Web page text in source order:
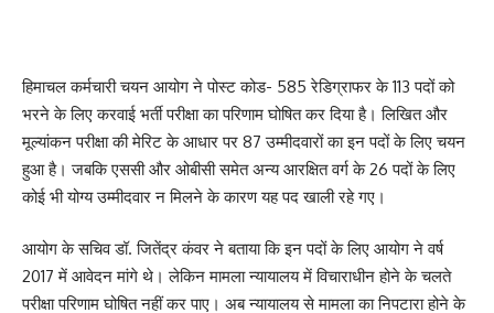
हिमाचल कर्मचारी चयन आयोग ने पोस्ट कोड- 585 रेडिग्राफर के 113 पदों को
भरने के लिए करवाई भर्ती परीक्षा का परिणाम घोषित कर दिया है। लिखित और
मूल्यांकन परीक्षा की मेरिट के आधार पर 87 उम्मीदवारों का इन पदों के लिए चयन
हुआ है। जबकि एससी और ओबीसी समेत अन्य आरक्षित वर्ग के 26 पदों के लिए
कोई भी योग्य उम्मीदवार न मिलने के कारण यह पद खाली रहे गए।
आयोग के सचिव डॉ. जितेंद्र कंवर ने बताया कि इन पदों के लिए आयोग ने वर्ष
2017 में आवेदन मांगे थे। लेकिन मामला न्यायालय में विचाराधीन होने के चलते
परीक्षा परिणाम घोषित नहीं कर पाए। अब न्यायालय से मामला का निपटारा होने के